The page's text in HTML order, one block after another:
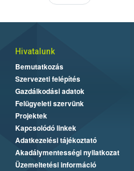
Hivatalunk
Bemutatkozás
Szervezeti felépítés
Gazdálkodási adatok
Felügyeleti szervünk
Projektek
Kapcsolódó linkek
Adatkezelési tájékoztató
Akadálymentességi nyilatkozat
Üzemeltetési információ